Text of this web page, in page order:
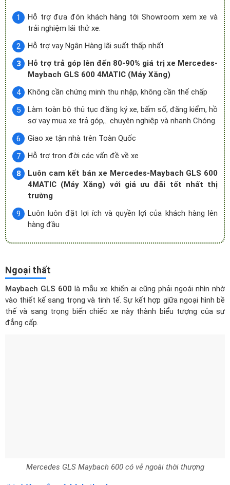
Hỗ trợ đưa đón khách hàng tới Showroom xem xe và
trải nghiệm lái thử xe.
Hỗ trợ vay Ngân Hàng lãi suất thấp nhất
Hỗ trợ trả góp lên đến 80-90% giá trị xe Mercedes-
Maybach GLS 600 4MATIC (Máy Xăng)
Không cần chứng minh thu nhập, không cần thế chấp
Làm toàn bộ thủ tục đăng ký xe, bấm số, đăng kiểm, hồ
sơ vay mua xe trả góp,.. chuyên nghiệp và nhanh Chóng.
Giao xe tận nhà trên Toàn Quốc
Hỗ trợ trọn đời các vấn đề về xe
Luôn cam kết bán xe Mercedes-Maybach GLS 600
4MATIC (Máy Xăng) với giá ưu đãi tốt nhất thị
trường
Luôn luôn đặt lợi ích và quyền lợi của khách hàng lên
hàng đầu
Ngoại thất
Maybach GLS 600 là mẫu xe khiến ai cũng phải ngoái nhìn nhờ
vào thiết kế sang trọng và tinh tế. Sự kết hợp giữa ngoại hình bề
thế và sang trọng biến chiếc xe này thành biểu tượng của sự
đẳng cấp.
Mercedes GLS Maybach 600 có vẻ ngoài thời thượng